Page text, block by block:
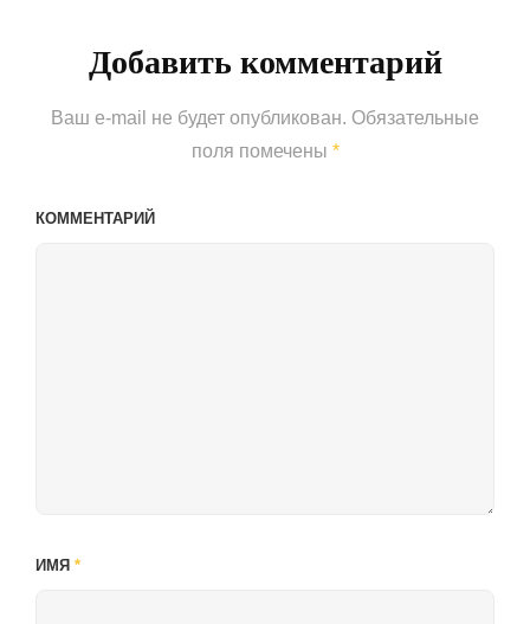
Добавить комментарий
Ваш e-mail не будет опубликован. Обязательные
поля помечены *
КОММЕНТАРИЙ
ИМЯ *